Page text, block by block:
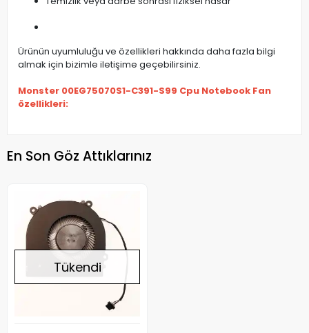
Ürünün uyumluluğu ve özellikleri hakkında daha fazla bilgi
almak için bizimle iletişime geçebilirsiniz.
Monster 00EG75070S1-C391-S99 Cpu Notebook Fan
özellikleri:
En Son Göz Attıklarınız
Tükendi